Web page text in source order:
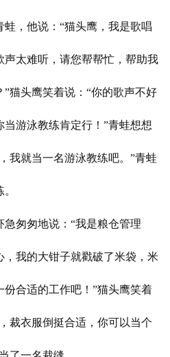
，他说：“猫头鹰，我是歌唱
太难听，请您帮帮忙，帮助我
猫头鹰笑着说：“你的歌声不好
游泳教练肯定行！”青蛙想想
我就当一名游泳教练吧。”青蛙
匆匆地说：“我是粮仓管理
，我的大钳子就戳破了米袋，米
合适的工作吧！”猫头鹰笑着
裁衣服倒挺合适，你可以当个